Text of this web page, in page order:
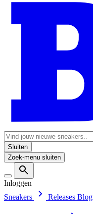
Sluiten
Zoek-menu sluiten
Inloggen
Sneakers
Releases Blog